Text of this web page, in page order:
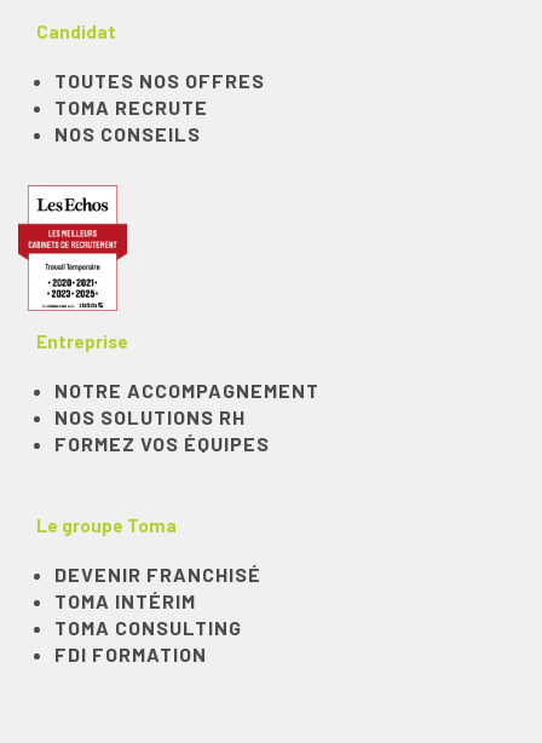
Candidat
TOUTES NOS OFFRES
TOMA RECRUTE
NOS CONSEILS
Entreprise
NOTRE ACCOMPAGNEMENT
NOS SOLUTIONS RH
FORMEZ VOS ÉQUIPES
Le groupe Toma
DEVENIR FRANCHISÉ
TOMA INTÉRIM
TOMA CONSULTING
FDI FORMATION